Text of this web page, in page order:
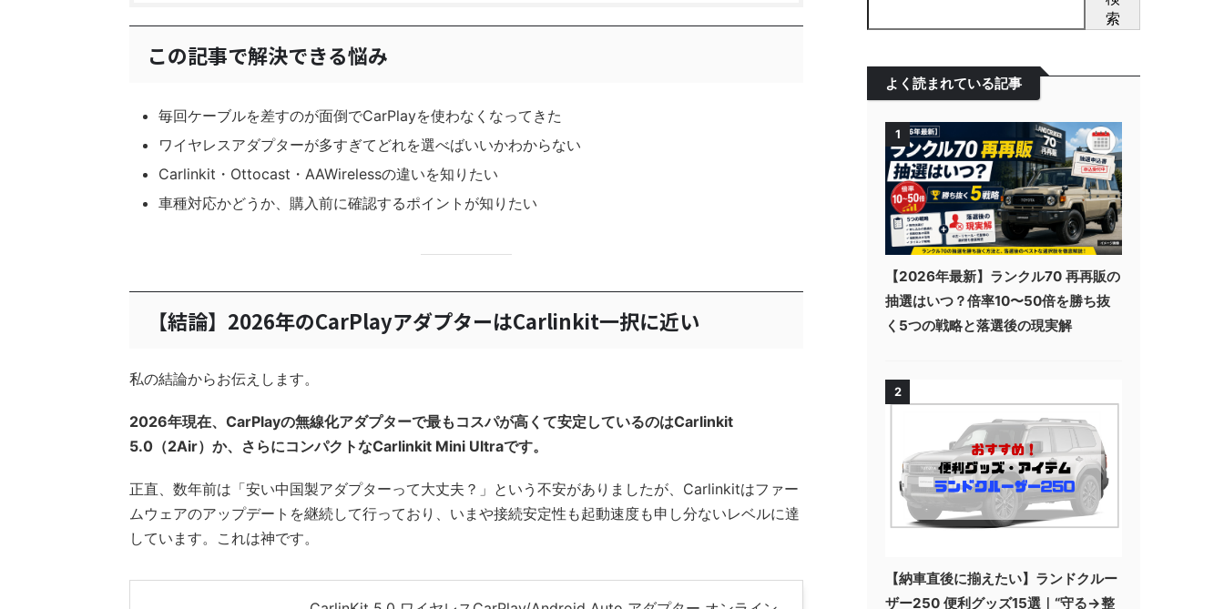
この記事で解決できる悩み
毎回ケーブルを差すのが面倒でCarPlayを使わなくなってきた
ワイヤレスアダプターが多すぎてどれを選べばいいかわからない
Carlinkit・Ottocast・AAWirelessの違いを知りたい
車種対応かどうか、購入前に確認するポイントが知りたい
【結論】2026年のCarPlayアダプターはCarlinkit一択に近い
私の結論からお伝えします。
2026年現在、CarPlayの無線化アダプターで最もコスパが高くて安定しているのはCarlinkit
5.0（2Air）か、さらにコンパクトなCarlinkit Mini Ultraです。
正直、数年前は「安い中国製アダプターって大丈夫？」という不安がありましたが、Carlinkitはファー
ムウェアのアップデートを継続して行っており、いまや接続安定性も起動速度も申し分ないレベルに達
しています。これは神です。
索
よく読まれている記事
1
【2026年最新】ランクル70 再再販の
抽選はいつ？倍率10〜50倍を勝ち抜
く5つの戦略と落選後の現実解
2
【納車直後に揃えたい】ランドクルー
ザー250 便利グッズ15選｜“守る→整